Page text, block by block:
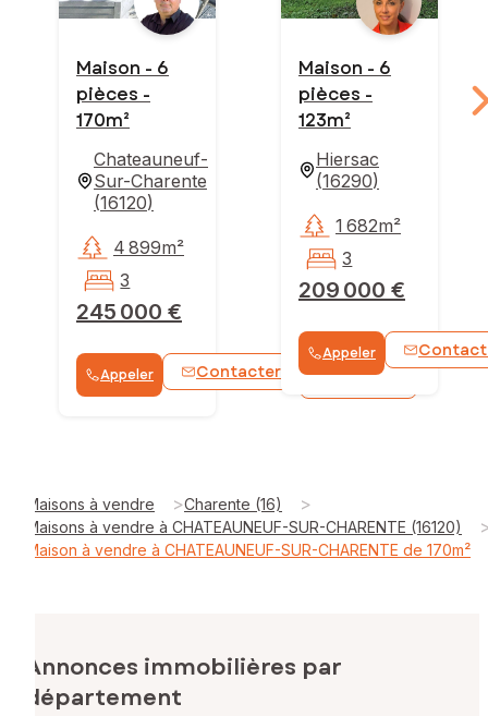
Maison - 6
pièces -
170m²
Chateauneuf-
Sur-Charente
(16120)
245 000 €
4 899m²
3
Appeler Contacter WhatsApp
Maison - 6
pièces -
123m²
Hiersac
(16290)
209 000 €
1 682m²
3
Appeler
Maisons à vendre >Charente (16) >
Maisons à vendre à CHATEAUNEUF-SUR-CHARENTE (16120)
Maison à vendre à CHATEAUNEUF-SUR-CHARENTE de 170m²
Annonces immobilières par
département